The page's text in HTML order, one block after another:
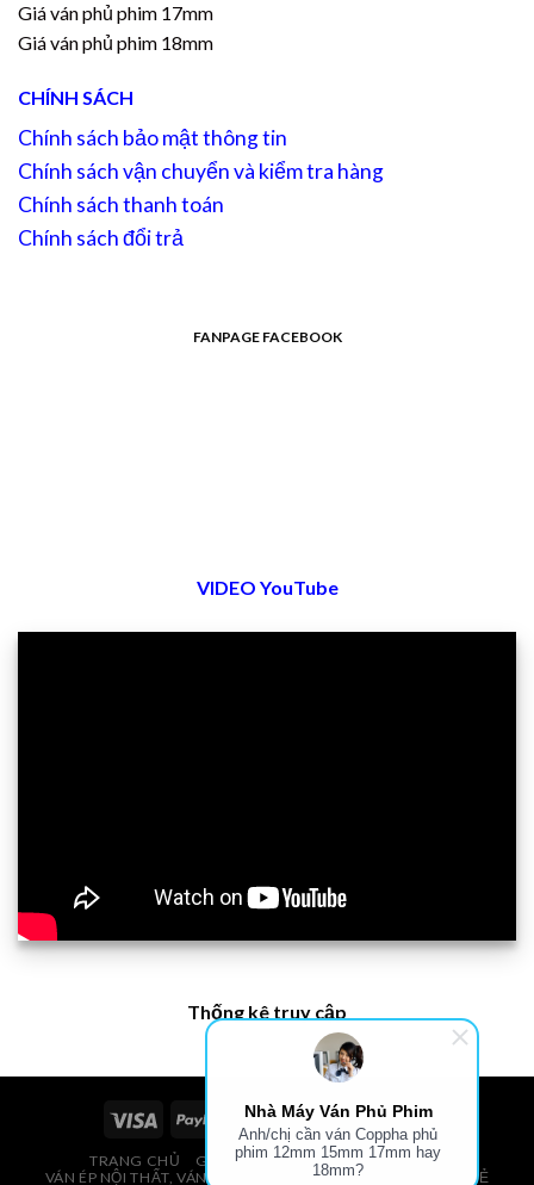
Giá ván phủ phim 17mm
Giá ván phủ phim 18mm
CHÍNH SÁCH
Chính sách bảo mật thông tin
Chính sách vận chuyển và kiểm tra hàng
Chính sách thanh toán
Chính sách đổi trả
FANPAGE FACEBOOK
VIDEO YouTube
Thống kê truy cập
TRANG CHỦ
GIÁ VÁN PHỦ PHIM, VÁN COPPHA
VÁN ÉP NỘI THẤT, VÁN ÉP BAO BÌ, VÁN SOFA, PALLETS, VÁN SẺ
Nhà Máy Ván Phủ Phim
Anh/chị cần ván Coppha phủ
phim 12mm 15mm 17mm hay
18mm?